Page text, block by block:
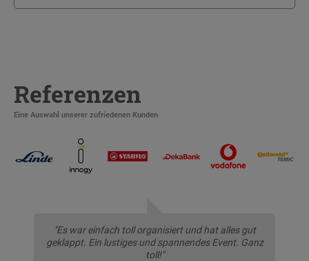
Referenzen
Eine Auswahl unserer zufriedenen Kunden
"Es war einfach toll organisiert und hat alles gut
geklappt. Ein lustiges und spannendes Event. Ganz
toll!"